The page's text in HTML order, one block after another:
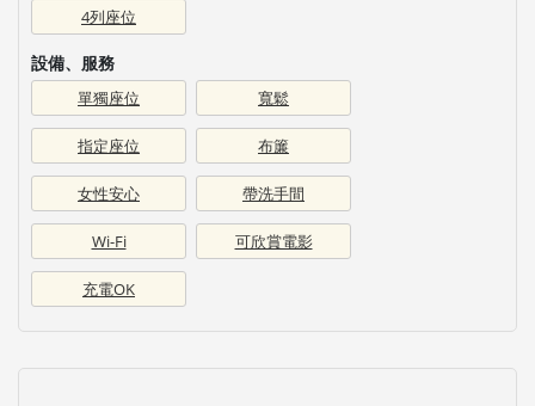
4列座位
設備、服務
單獨座位 寬鬆
指定座位 布簾
女性安心 帶洗手間
Wi-Fi 可欣賞電影
充電OK